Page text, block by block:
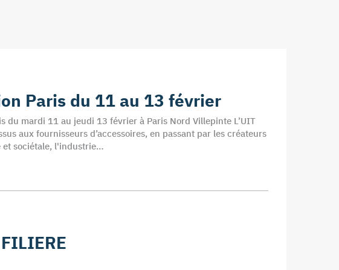
Paris du 11 au 13 février
du mardi 11 au jeudi 13 février à Paris Nord Villepinte L’UIT
aux fournisseurs d’accessoires, en passant par les créateurs
et sociétale, l'industrie…